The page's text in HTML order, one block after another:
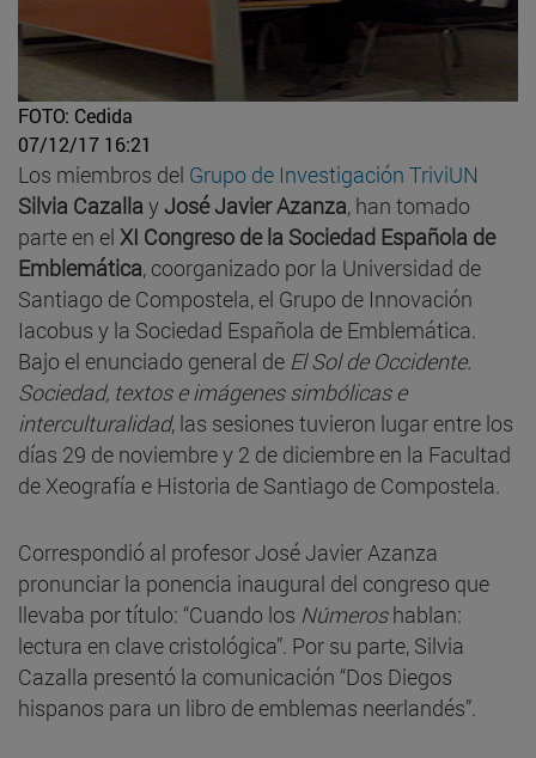
FOTO: Cedida
07/12/17 16:21
Los miembros del Grupo de Investigación TriviUN
Silvia Cazalla yJosé Javier Azanza, han tomado
parte en el XI Congreso de la Sociedad Española de
Emblemática, coorganizado por la Universidad de
Santiago de Compostela, el Grupo de Innovación
Iacobus y la Sociedad Española de Emblemática.
Bajo el enunciado general de El Sol de Occidente.
Sociedad, textos e imágenes simbólicas e
interculturalidad, las sesiones tuvieron lugar entre los
días 29 de noviembre y 2 de diciembre en la Facultad
de Xeografía e Historia de Santiago de Compostela.
Correspondió al profesor José Javier Azanza
pronunciar la ponencia inaugural del congreso que
llevaba por título: “Cuando los Númeroshablan:
lectura en clave cristológica”. Por su parte, Silvia
Cazalla presentó la comunicación “Dos Diegos
hispanos para un libro de emblemas neerlandés”.